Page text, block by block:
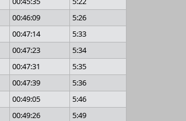
00:46:09
5:26
00:47:14
5:33
00:47:23
5:34
00:47:31
5:35
00:47:39
5:36
00:49:05
5:46
00:49:26
5:49